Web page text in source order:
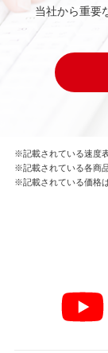
当社から重要
※記載されている速度
※記載されている各商
※記載されている価格は